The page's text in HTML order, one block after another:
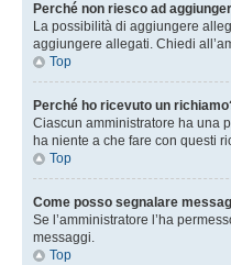
Perché non riesco ad
La possibilità di aggiungere
aggiungere allegati. Chiedi
Top
Perché ho ricevuto un
Ciascun amministratore ha una
ha niente a che fare con questi
Top
Come posso segnalare
Se l’amministratore l’ha
messaggi.
Top